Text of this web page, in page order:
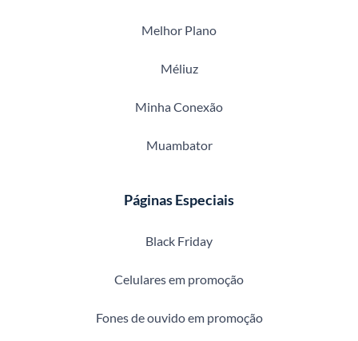
Melhor Plano
Méliuz
Minha Conexão
Muambator
Páginas Especiais
Black Friday
Celulares em promoção
Fones de ouvido em promoção